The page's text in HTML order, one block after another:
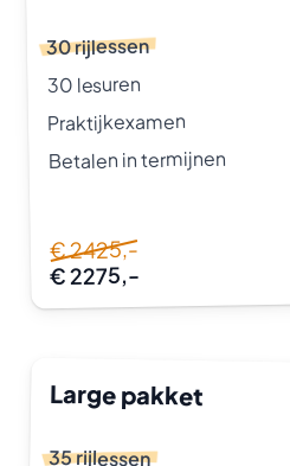
30 rijlessen
30 lesuren
Praktijkexamen
Betalen in termijnen
€ 2425,-
€ 2275,-
Large pakket
35 rijlessen